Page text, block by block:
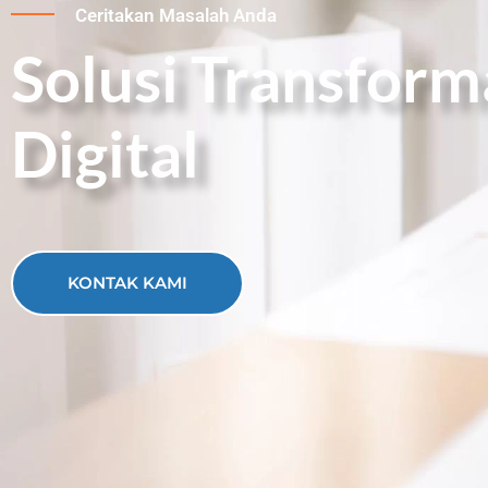
Ceritakan Masalah Anda
Solusi
Digital
KONTAK KAMI